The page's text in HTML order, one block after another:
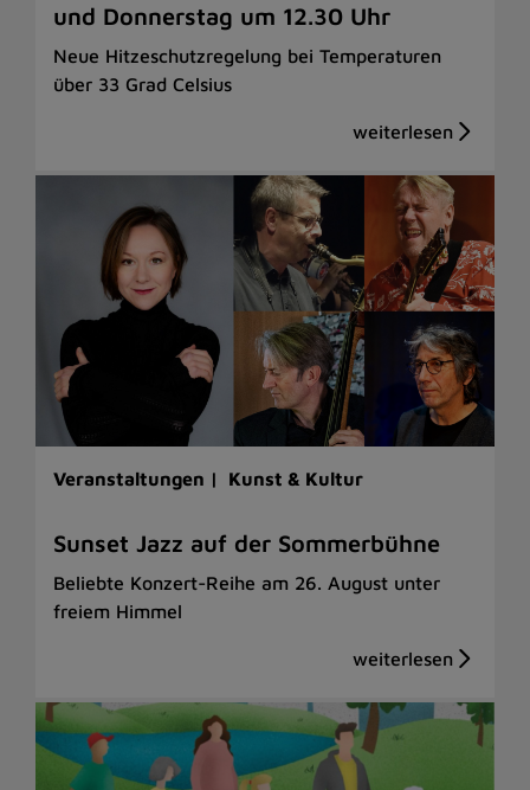
und Donnerstag um 12.30 Uhr
Neue Hitzeschutzregelung bei Temperaturen
über 33 Grad Celsius
Veranstaltungen | Kunst & Kultur
Sunset Jazz auf der Sommerbühne
Beliebte Konzert-Reihe am 26. August unter
freiem Himmel